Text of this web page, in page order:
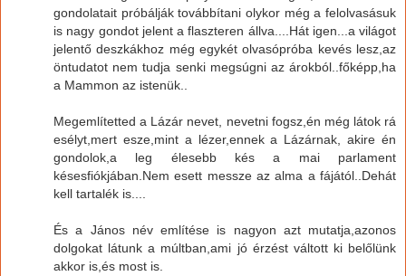
gondolatait próbálják továbbítani olykor még a felolvasásuk
is nagy gondot jelent a flaszteren állva....Hát igen...a világot
jelentő deszkákhoz még egykét olvasópróba kevés lesz,az
öntudatot nem tudja senki megsúgni az árokból..főképp,ha
a Mammon az istenük..
Megemlítetted a Lázár nevet, nevetni fogsz,én még látok rá
esélyt,mert esze,mint a lézer,ennek a Lázárnak, akire én
gondolok,a leg élesebb kés a mai parlament
késesfiókjában.Nem esett messze az alma a fájától..Dehát
kell tartalék is....
És a János név említése is nagyon azt mutatja,azonos
dolgokat látunk a múltban,ami jó érzést váltott ki belőlünk
akkor is,és most is.